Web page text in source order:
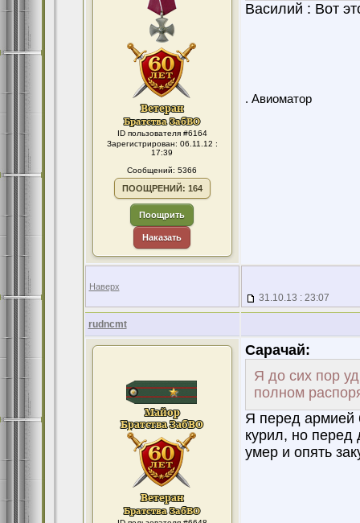
ID пользователя #6164
Зарегистрирован: 06.11.12 :
17:39
Сообщений: 5366
ПООЩРЕНИЙ: 164
Поощрить
Наказать
Василий : Вот
. Авиоматор
Наверх
31.10.13 : 23:07
rudncmt
Сарачай:
Я до сих пор
полном
Я перед армией
курил, но перед
умер и опять